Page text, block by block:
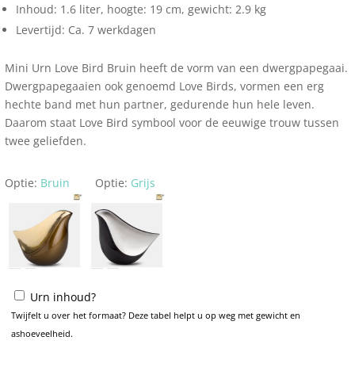
Inhoud: 1.6 liter, hoogte: 19 cm, gewicht: 2.9 kg
Levertijd: Ca. 7 werkdagen
Mini Urn Love Bird Bruin heeft de vorm van een dwergpapegaai.
Dwergpapegaaien ook genoemd Love Birds, vormen een erg
hechte band met hun partner, gedurende hun hele leven.
Daarom staat Love Bird symbool voor de eeuwige trouw tussen
twee geliefden.
Optie: Bruin Optie: Grijs
Urn inhoud?
Twijfelt u over het formaat? Deze tabel helpt u op weg met gewicht en
ashoeveelheid.